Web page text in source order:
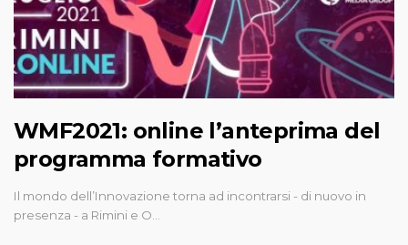
WMF2021: online l’anteprima del
programma formativo
Il mondo dell’Innovazione torna ad incontrarsi - di nuovo in
presenza - a Rimini e O…